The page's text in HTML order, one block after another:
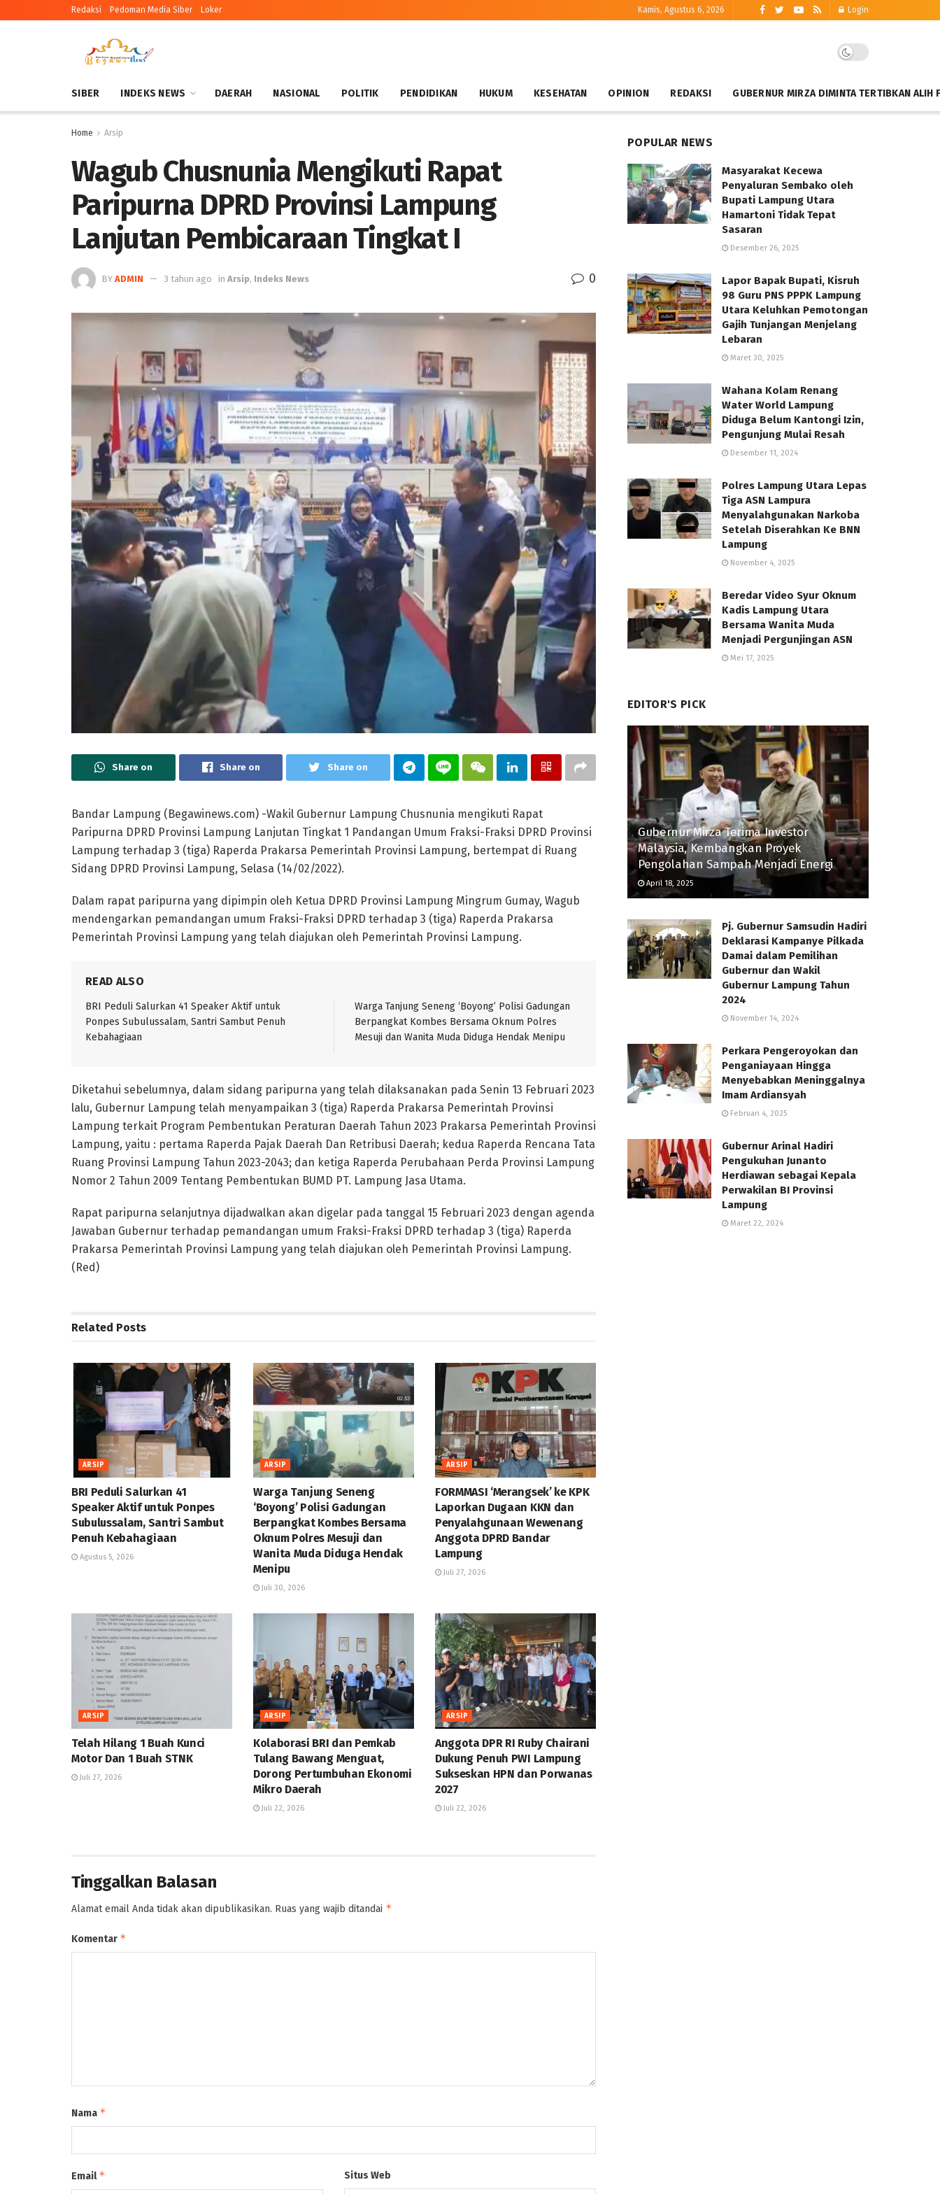
Redaksi Pedoman Media Siber Loker Kamis, Agustus 6, 2026 Login
SIBER INDEKS NEWS DAERAH NASIONAL POLITIK PENDIDIKAN HUKUM KESEHATAN OPINION REDAKSI GUBERNUR MIRZA DIMINTA TERTIBKAN ALIH
Home Arsip
Wagub Chusnunia Mengikuti Rapat
Paripurna DPRD Provinsi Lampung
Lanjutan Pembicaraan Tingkat I
BY ADMIN 3 tahun ago in Arsip, Indeks News 0
Share on Share on Share on
Bandar Lampung (Begawinews.com) -Wakil Gubernur Lampung Chusnunia mengikuti Rapat
Paripurna DPRD Provinsi Lampung Lanjutan Tingkat 1 Pandangan Umum Fraksi-Fraksi DPRD Provinsi
Lampung terhadap 3 (tiga) Raperda Prakarsa Pemerintah Provinsi Lampung, bertempat di Ruang
Sidang DPRD Provinsi Lampung, Selasa (14/02/2022).
Dalam rapat paripurna yang dipimpin oleh Ketua DPRD Provinsi Lampung Mingrum Gumay, Wagub
mendengarkan pemandangan umum Fraksi-Fraksi DPRD terhadap 3 (tiga) Raperda Prakarsa
Pemerintah Provinsi Lampung yang telah diajukan oleh Pemerintah Provinsi Lampung.
READ ALSO
BRI Peduli Salurkan 41 Speaker Aktif untuk
Ponpes Subulussalam, Santri Sambut Penuh
Kebahagiaan
Warga Tanjung Seneng ‘Boyong’ Polisi Gadungan
Berpangkat Kombes Bersama Oknum Polres
Mesuji dan Wanita Muda Diduga Hendak Menipu
Diketahui sebelumnya, dalam sidang paripurna yang telah dilaksanakan pada Senin 13 Februari 2023
lalu, Gubernur Lampung telah menyampaikan 3 (tiga) Raperda Prakarsa Pemerintah Provinsi
Lampung terkait Program Pembentukan Peraturan Daerah Tahun 2023 Prakarsa Pemerintah Provinsi
Lampung, yaitu : pertama Raperda Pajak Daerah Dan Retribusi Daerah; kedua Raperda Rencana Tata
Ruang Provinsi Lampung Tahun 2023-2043; dan ketiga Raperda Perubahaan Perda Provinsi Lampung
Nomor 2 Tahun 2009 Tentang Pembentukan BUMD PT. Lampung Jasa Utama.
Rapat paripurna selanjutnya dijadwalkan akan digelar pada tanggal 15 Februari 2023 dengan agenda
Jawaban Gubernur terhadap pemandangan umum Fraksi-Fraksi DPRD terhadap 3 (tiga) Raperda
Prakarsa Pemerintah Provinsi Lampung yang telah diajukan oleh Pemerintah Provinsi Lampung.
(Red)
Related Posts
ARSIP
BRI Peduli Salurkan 41
Speaker Aktif untuk Ponpes
Subulussalam, Santri Sambut
Penuh Kebahagiaan
Agustus 5, 2026
ARSIP
Warga Tanjung Seneng
‘Boyong’ Polisi Gadungan
Berpangkat Kombes Bersama
Oknum Polres Mesuji dan
Wanita Muda Diduga Hendak
Menipu
Juli 30, 2026
ARSIP
FORMMASI ‘Merangsek’ ke KPK
Laporkan Dugaan KKN dan
Penyalahgunaan Wewenang
Anggota DPRD Bandar
Lampung
Juli 27, 2026
ARSIP
Telah Hilang 1 Buah Kunci
Motor Dan 1 Buah STNK
Juli 27, 2026
ARSIP
Kolaborasi BRI dan Pemkab
Tulang Bawang Menguat,
Dorong Pertumbuhan Ekonomi
Mikro Daerah
Juli 22, 2026
ARSIP
Anggota DPR RI Ruby Chairani
Dukung Penuh PWI Lampung
Sukseskan HPN dan Porwanas
2027
Juli 22, 2026
Tinggalkan Balasan
Alamat email Anda tidak akan dipublikasikan. Ruas yang wajib ditandai *
Komentar *
Nama *
Email* Situs Web
POPULAR NEWS
Masyarakat Kecewa
Penyaluran Sembako oleh
Bupati Lampung Utara
Hamartoni Tidak Tepat
Sasaran
Desember 26, 2025
Lapor Bapak Bupati, Kisruh
98 Guru PNS PPPK Lampung
Utara Keluhkan Pemotongan
Gajih Tunjangan Menjelang
Lebaran
Maret 30, 2025
Wahana Kolam Renang
Water World Lampung
Diduga Belum Kantongi Izin,
Pengunjung Mulai Resah
Desember 11, 2024
Polres Lampung Utara Lepas
Tiga ASN Lampura
Menyalahgunakan Narkoba
Setelah Diserahkan Ke BNN
Lampung
November 4, 2025
Beredar Video Syur Oknum
Kadis Lampung Utara
Bersama Wanita Muda
Menjadi Pergunjingan ASN
Mei 17, 2025
EDITOR'S PICK
Gubernur Mirza Terima Investor
Malaysia, Kembangkan Proyek
Pengolahan Sampah Menjadi Energi
April 18, 2025
Pj. Gubernur Samsudin Hadiri
Deklarasi Kampanye Pilkada
Damai dalam Pemilihan
Gubernur dan Wakil
Gubernur Lampung Tahun
2024
November 14, 2024
Perkara Pengeroyokan dan
Penganiayaan Hingga
Menyebabkan Meninggalnya
Imam Ardiansyah
Februari 4, 2025
Gubernur Arinal Hadiri
Pengukuhan Junanto
Herdiawan sebagai Kepala
Perwakilan BI Provinsi
Lampung
Maret 22, 2024